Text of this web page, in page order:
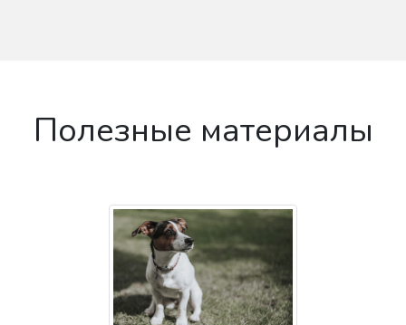
Полезные материалы